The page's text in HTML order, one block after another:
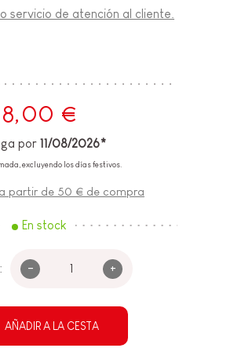
servicio de atención al cliente.
8,00 €
por11/08/2026*
excluyendo los días festivos.
partir de 50 € de compra
En stock
- +
AÑADIR A LA CESTA